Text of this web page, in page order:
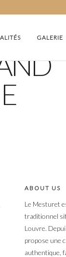
GALERIE
ABOUT US
Le Mesturet
traditionnel
Louvre.
propose une
authentique,